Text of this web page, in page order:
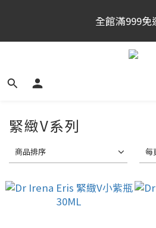
官網新會員首購享$300購物金
滿千使用
全館滿999免
官網新會員首購享$300購物金
緊緻V系列
商品排序 每